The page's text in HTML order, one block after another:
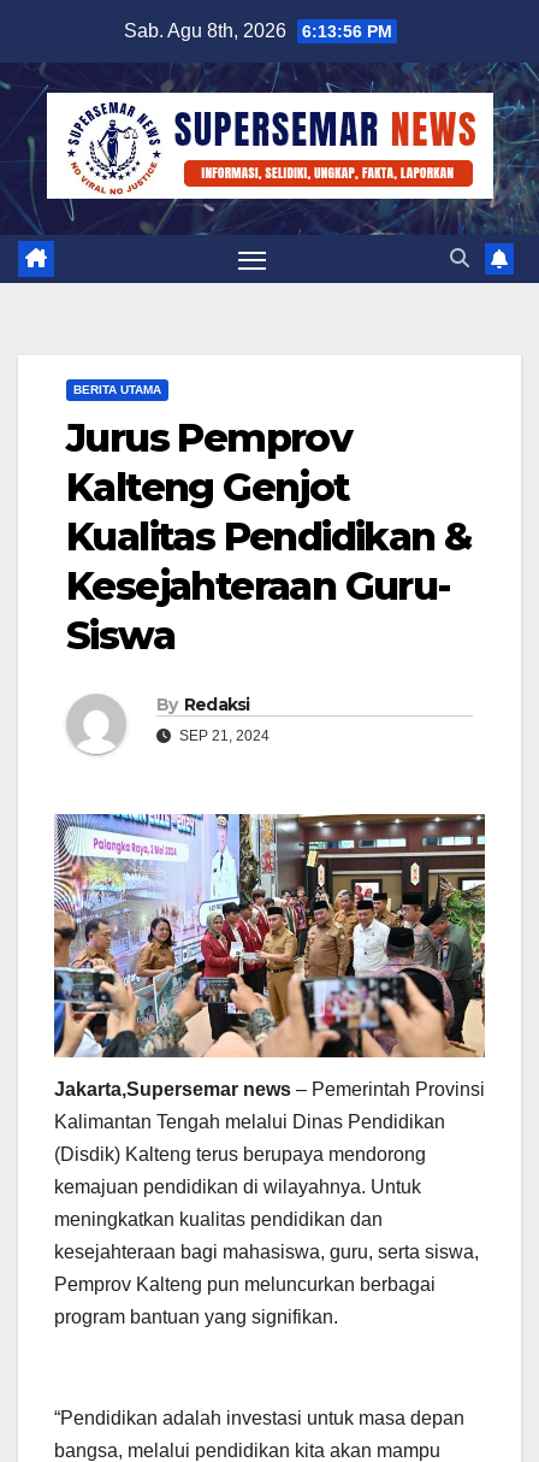
content
Sab. Agu 8th, 2026 6:13:57 PM
BERITA UTAMA
Jurus Pemprov
Kalteng Genjot
Kualitas Pendidikan &
Kesejahteraan Guru-
Siswa
By Redaksi
SEP 21, 2024
Jakarta,Supersemar news – Pemerintah Provinsi
Kalimantan Tengah melalui Dinas Pendidikan
(Disdik) Kalteng terus berupaya mendorong
kemajuan pendidikan di wilayahnya. Untuk
meningkatkan kualitas pendidikan dan
kesejahteraan bagi mahasiswa, guru, serta siswa,
Pemprov Kalteng pun meluncurkan berbagai
program bantuan yang signifikan.
“Pendidikan adalah investasi untuk masa depan
bangsa, melalui pendidikan kita akan mampu